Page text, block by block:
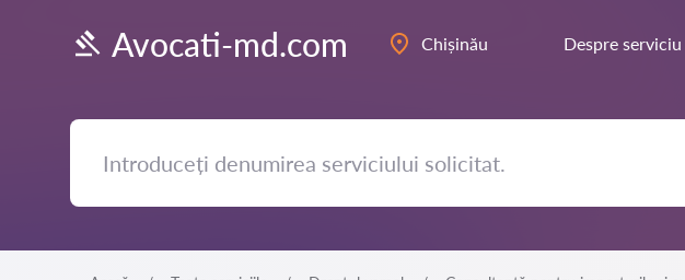
Avocati-md.com Chișinău Despre serviciu